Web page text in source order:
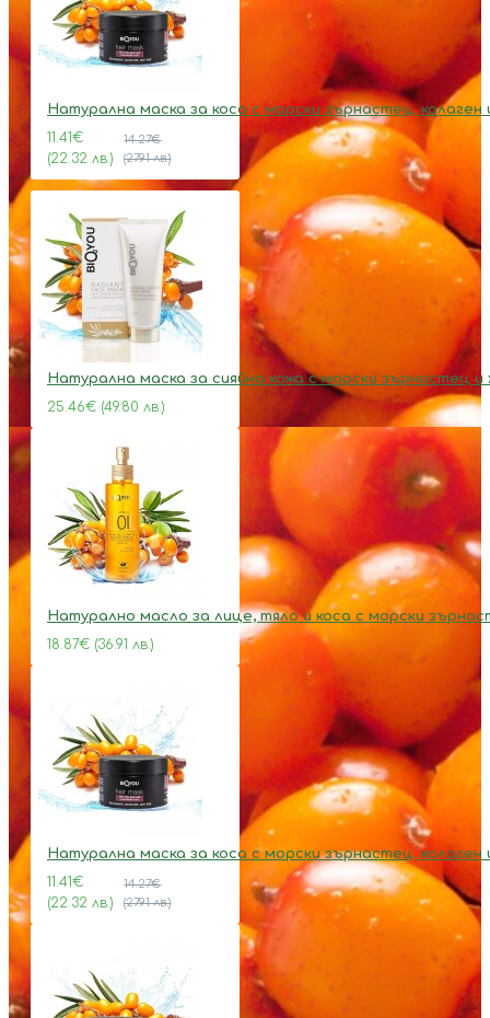
Натурална маска за коса с морски зърнастец, колаген
11.41€
(22.32 лв.)
14.27€
(27.91 лв.)
Натурална маска за сияйна кожа с морски зърнастец и
25.46€ (49.80 лв.)
Натурално масло за лице, тяло и коса с морски
18.87€ (36.91 лв.)
Натурална маска за коса с морски зърнастец, колаген
11.41€
(22.32 лв.)
14.27€
(27.91 лв.)